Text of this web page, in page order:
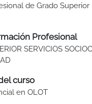
de Grado Superior
Profesional
SERVICIOS
curso
en OLOT